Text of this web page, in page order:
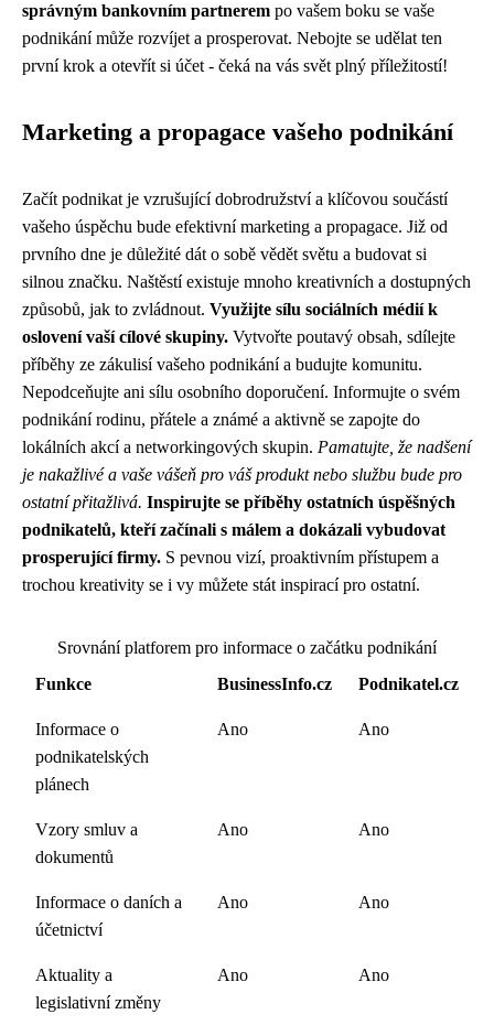
správným bankovním partnerem po vašem boku se vaše
podnikání může rozvíjet a prosperovat. Nebojte se udělat ten
první krok a otevřít si účet - čeká na vás svět plný příležitostí!
Marketing a propagace vašeho podnikání
Začít podnikat je vzrušující dobrodružství a klíčovou součástí
vašeho úspěchu bude efektivní marketing a propagace. Již od
prvního dne je důležité dát o sobě vědět světu a budovat si
silnou značku. Naštěstí existuje mnoho kreativních a dostupných
způsobů, jak to zvládnout. Využijte sílu sociálních médií k
oslovení vaší cílové skupiny. Vytvořte poutavý obsah, sdílejte
příběhy ze zákulisí vašeho podnikání a budujte komunitu.
Nepodceňujte ani sílu osobního doporučení. Informujte o svém
podnikání rodinu, přátele a známé a aktivně se zapojte do
lokálních akcí a networkingových skupin. Pamatujte, že nadšení
je nakažlivé a vaše vášeň pro váš produkt nebo službu bude pro
ostatní přitažlivá. Inspirujte se příběhy ostatních úspěšných
podnikatelů, kteří začínali s málem a dokázali vybudovat
prosperující firmy. S pevnou vizí, proaktivním přístupem a
trochou kreativity se i vy můžete stát inspirací pro ostatní.
Srovnání platforem pro informace o začátku podnikání
Funkce
BusinessInfo.cz Podnikatel.cz
Informace o
podnikatelských
plánech
Ano Ano
Vzory smluv a
dokumentů
Ano Ano
Informace o daních a
účetnictví
Ano Ano
Aktuality a
legislativní změny
Ano Ano